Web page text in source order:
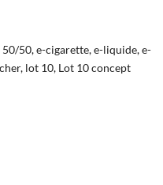
50/50,e-cigarette,e-liquide,e-
, lot 10, Lot 10 concept